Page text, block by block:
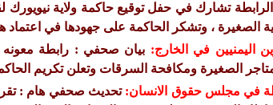
الرابطة تشارك في حفل توقيع حاكمة ولاية نيويورك
الصغيرة ، وتشكر الحاكمة على جهودها في اعتماد
اليمنيين في الخارج: بيان صحفي : رابطة معونه
الصغيرة ومكافحة السرقات وتعلن تكريم
في مجلس حقوق الانسان:تحديث صحفي هام :